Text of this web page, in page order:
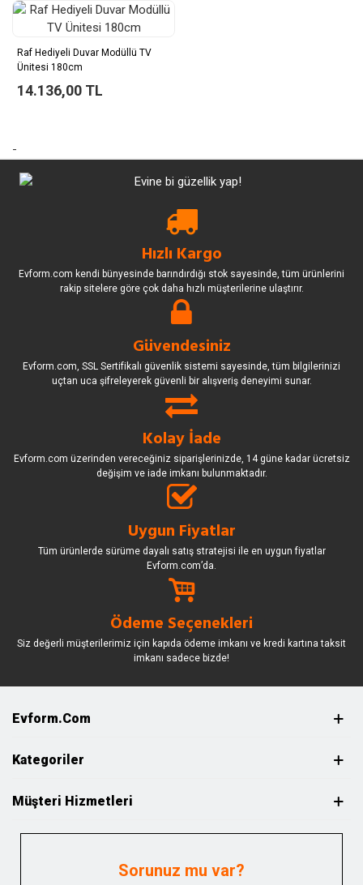
Raf Hediyeli Duvar Modüllü TV
Ünitesi 180cm
14.136,00 TL
-
Hızlı Kargo
Evform.com kendi bünyesinde barındırdığı stok sayesinde, tüm ürünlerini
rakip sitelere göre çok daha hızlı müşterilerine ulaştırır.
Güvendesiniz
Evform.com, SSL Sertifikalı güvenlik sistemi sayesinde, tüm bilgilerinizi
uçtan uca şifreleyerek güvenli bir alışveriş deneyimi sunar.
Kolay İade
Evform.com üzerinden vereceğiniz siparişlerinizde, 14 güne kadar ücretsiz
değişim ve iade imkanı bulunmaktadır.
Uygun Fiyatlar
Tüm ürünlerde sürüme dayalı satış stratejisi ile en uygun fiyatlar
Evform.com’da.
Ödeme Seçenekleri
Siz değerli müşterilerimiz için kapıda ödeme imkanı ve kredi kartına taksit
imkanı sadece bizde!
Evform.com
Kategoriler
Müşteri Hizmetleri
Sorunuz mu var?